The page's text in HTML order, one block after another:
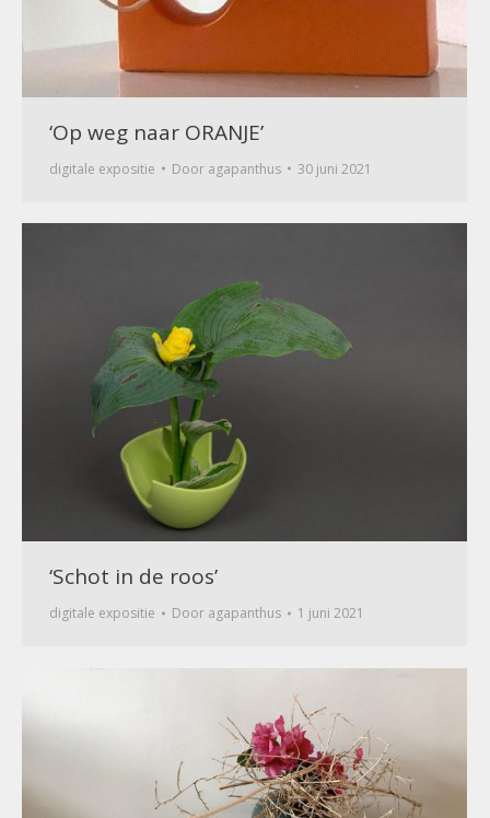
‘Op weg naar ORANJE’
digitale expositie Door agapanthus 30 juni 2021
‘Schot in de roos’
digitale expositie Door agapanthus 1 juni 2021